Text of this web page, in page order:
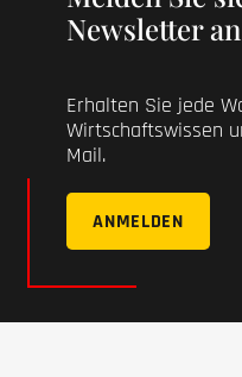
Newsletter an
Erhalten Sie jede
Wirtschaftswissen
Mail.
ANMELDEN